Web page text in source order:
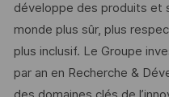
développe des produits et
monde plus sûr, plus
plus inclusif. Le Groupe
par an en Recherche &